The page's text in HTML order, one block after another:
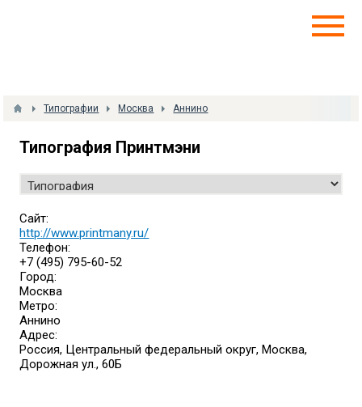
Типографии Москва Аннино
Типография Принтмэни
Сайт:
http://www.printmany.ru/
Телефон:
+7 (495) 795-60-52
Город:
Москва
Метро:
Аннино
Адрес:
Россия, Центральный федеральный округ, Москва,
Дорожная ул., 60Б